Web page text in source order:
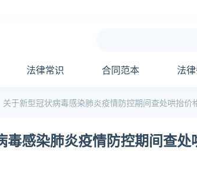
法律常识 合同范本 法
关于新型冠状病毒感染肺炎疫情防控期间查处哄抬价
毒感染肺炎疫情防控期间查